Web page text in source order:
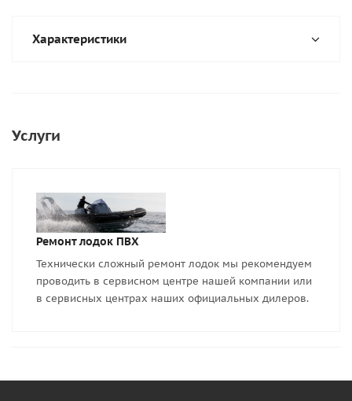
Характеристики
Услуги
Ремонт лодок ПВХ
Технически сложный ремонт лодок мы рекомендуем
проводить в сервисном центре нашей компании или
в сервисных центрах наших официальных дилеров.